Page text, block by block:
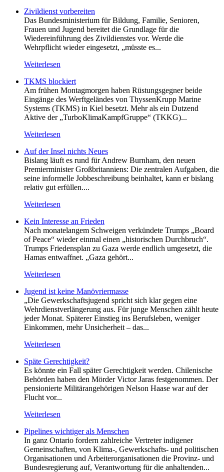
Zivildienst vorbereiten
Das Bundesministerium für Bildung, Familie, Senioren,
Frauen und Jugend bereitet die Grundlage für die
Wiedereinführung des Zivildienstes vor. Werde die
Wehrpflicht wieder eingesetzt, „müsste es...
Weiterlesen
TKMS blockiert
Am frühen Montagmorgen haben Rüstungsgegner beide
Eingänge des Werftgeländes von ThyssenKrupp Marine
Systems (TKMS) in Kiel besetzt. Mehr als ein Dutzend
Aktive der „TurboKlimaKampfGruppe“ (TKKG)...
Weiterlesen
Auf der Insel nichts Neues
Bislang läuft es rund für Andrew Burnham, den neuen
Premierminister Großbritanniens: Die zentralen Aufgaben, die
seine informelle Jobbeschreibung beinhaltet, kann er bislang
relativ gut erfüllen....
Weiterlesen
Kein Inte­resse an Frieden
Nach monatelangem Schweigen verkündete Trumps „Board
of Peace“ wieder einmal einen „historischen Durchbruch“.
Trumps Friedensplan zu Gaza werde endlich umgesetzt, die
Hamas entwaffnet. „Gaza gehört...
Weiterlesen
Jugend ist keine Manövriermasse
„Die Gewerkschaftsjugend spricht sich klar gegen eine
Wehrdienstverlängerung aus. Für junge Menschen zählt heute
jeder Monat. Späterer Einstieg ins Berufsleben, weniger
Einkommen, mehr Unsicherheit – das...
Weiterlesen
Späte Gerechtigkeit?
Es könnte ein Fall später Gerechtigkeit werden. Chilenische
Behörden haben den Mörder Victor Jaras festgenommen. Der
pensionierte Militärangehörigen Nelson Haase war auf der
Flucht vor...
Weiterlesen
Pipelines wichtiger als Menschen
In ganz Ontario fordern zahlreiche Vertreter indigener
Gemeinschaften, von Klima-, Gewerkschafts- und politischen
Organisationen und Arbeiterorganisationen die Provinz- und
Bundesregierung auf, Verantwortung für die anhaltenden...